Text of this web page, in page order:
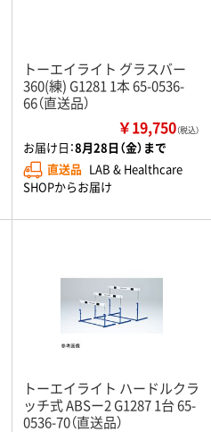
トーエイライト グラスバー
360(練) G1281 1本 65-0536-
66（直送品）
￥19,750（税込）
お届け日：8月28日（金）まで
直送品 LAB & Healthcare
SHOPからお届け
トーエイライト ハードルクラ
ッチ式 ABSー2 G1287 1台 65-
0536-70（直送品）